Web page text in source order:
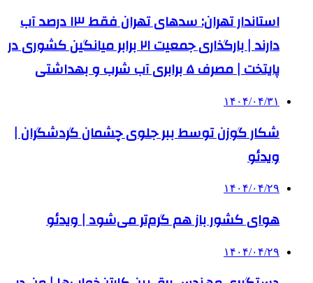
استاندار تهران: سدهای تهران فقط ۱۳ درصد آب
دارند | بارگذاری جمعیت ۲۱ برابر میانگین کشوری در
پایتخت | مصرف ۵ برابری آب شرب و بهداشتی
۱۴۰۴/۰۴/۳۱
شکار گوزن توسط ببر جلوی چشمان گردشگران |
ویدئو
۱۴۰۴/۰۴/۲۹
هوای کشور باز هم گرم‌تر می‌شود | ویدئو
۱۴۰۴/۰۴/۲۹